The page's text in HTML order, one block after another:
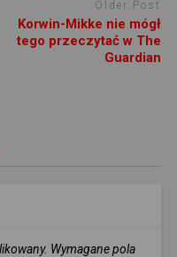
Older Post
Korwin-Mikke nie mógł
tego przeczytać w The
Guardian
Wymagane pola